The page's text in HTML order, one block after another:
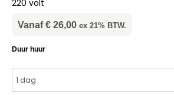
220 volt
Vanaf € 26,00 ex 21% BTW.
Duur huur
aantal